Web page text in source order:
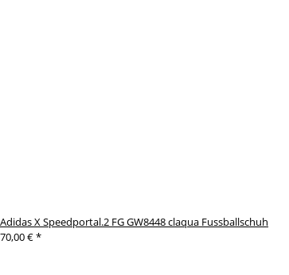
Adidas X Speedportal.2 FG GW8448 claqua Fussballschuh
70,00 €*